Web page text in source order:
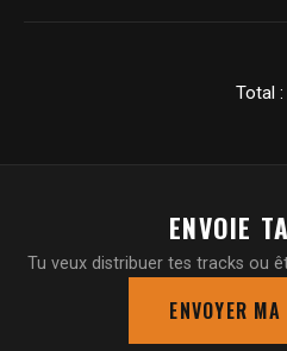
Total :
ENVOIE
Tu veux distribuer tes tracks ou
ENVOYER MA